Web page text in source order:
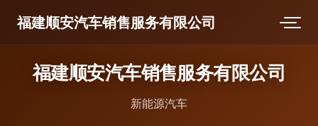
福建顺安汽车销售服务有限公司
福建顺安汽车销售服务有限公司
新能源汽车